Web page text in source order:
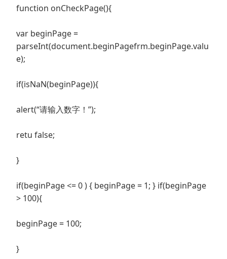
function onCheckPage(){
var beginPage =
parseInt(document.beginPagefrm.beginPage.valu
e);
if(isNaN(beginPage)){
alert(“请输入数字！”);
retu false;
}
if(beginPage <= 0 ) { beginPage = 1; } if(beginPage
> 100){
beginPage = 100;
}